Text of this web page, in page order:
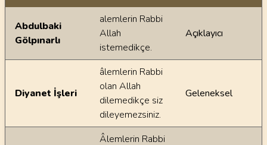
Ayetin meallerindeki dilsel farklılıklar
Abdulbaki
Gölpınarlı
alemlerin Rabbi
Allah
istemedikçe.
Açıklayıcı
Diyanet İşleri
âlemlerin Rabbi
olan Allah
dilemedikçe siz
dileyemezsiniz.
Geleneksel
Âlemlerin Rabbi